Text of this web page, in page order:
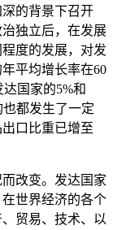
的背景下召开
独立后，在发展
度的发展，对发
平均增长率在60
国家的5%和
都发生了一定
口比重已增至
改变。发达国家
世界经济的各个
贸易、技术、以